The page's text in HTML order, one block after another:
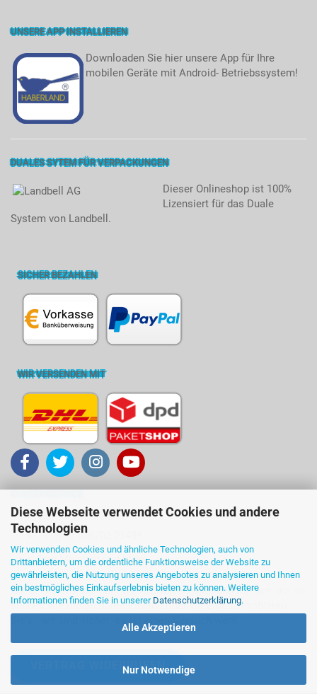
Diese Webseite verwendet Cookies und andere
Technologien
Wir verwenden Cookies und ähnliche Technologien, auch von
Drittanbietern, um die ordentliche Funktionsweise der Website zu
gewährleisten, die Nutzung unseres Angebotes zu analysieren und Ihnen
ein bestmögliches Einkaufserlebnis bieten zu können. Weitere
Informationen finden Sie in unserer Datenschutzerklärung.
Alle Akzeptieren
Nur Notwendige
UNSERE APP INSTALLIEREN
Downloaden Sie hier unsere App für Ihre
mobilen Geräte mit Android- Betriebssystem!
DUALES SYTEM FÜR VERPACKUNGEN
Dieser Onlineshop ist 100%
Lizensiert für das Duale
System von Landbell.
SICHER BEZAHLEN
WIR VERSENDEN MIT
Kontakt ... Sie sind dran!
Telefon 036702-21485
Ihre Meinung und Ideen
Wir denken für Sie über die Antworten nach und melden uns so
schnell wie möglich, telefonisch oder via E-Mail. Probieren
Sie's - wir sind sicher: es ist einen Versuch wert!
VERTRAG WIDERRUFEN